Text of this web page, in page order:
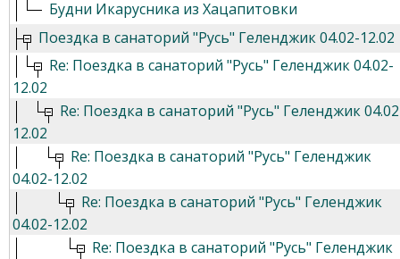
Будни Икарусника из Хацапитовки
Поездка в санаторий "Русь" Геленджик 04.02-12.02
Re: Поездка в санаторий "Русь" Геленджик 04.02-
12.02
Re: Поездка в санаторий "Русь" Геленджик
12.02
Re: Поездка в санаторий "Русь" Геленджик
04.02-12.02
Re: Поездка в санаторий "Русь" Геленджик
04.02-12.02
Re: Поездка в санаторий "Русь" Геленджик